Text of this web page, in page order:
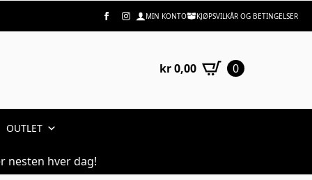
MIN KONTO KJØPSVILKÅR OG BETINGELSER
kr0,00 0
OUTLET
nesten hver dag!